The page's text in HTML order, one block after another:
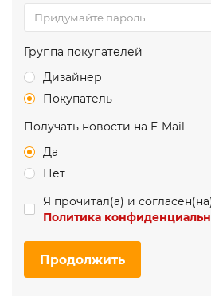
Группа покупателей
Дизайнер
Покупатель
Получать новости на E-Mail
Да
Нет
Я прочитал(а) и
Политика
Продолжить